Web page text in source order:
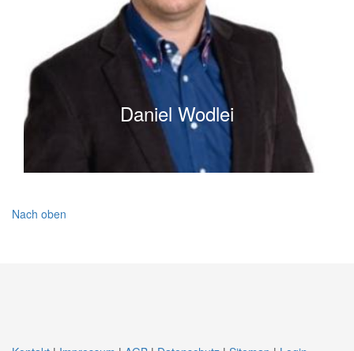
Daniel Wodlei
Nach oben